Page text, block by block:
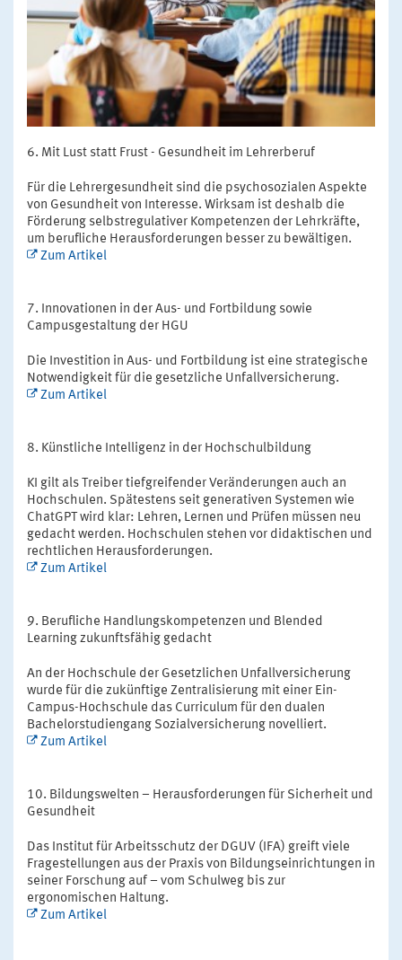
Mit Lust statt Frust - Gesundheit im Lehrerberuf
Für die Lehrergesundheit sind die psychosozialen Aspekte
von Gesundheit von Interesse. Wirksam ist deshalb die
Förderung selbstregulativer Kompetenzen der Lehrkräfte,
um berufliche Herausforderungen besser zu bewältigen.
Zum Artikel
Innovationen in der Aus- und Fortbildung sowie
Campusgestaltung der HGU
Die Investition in Aus- und Fortbildung ist eine strategische
Notwendigkeit für die gesetzliche Unfallversicherung.
Zum Artikel
Künstliche Intelligenz in der Hochschulbildung
KI gilt als Treiber tiefgreifender Veränderungen auch an
Hochschulen. Spätestens seit generativen Systemen wie
ChatGPT wird klar: Lehren, Lernen und Prüfen müssen neu
gedacht werden. Hochschulen stehen vor didaktischen und
rechtlichen Herausforderungen.
Zum Artikel
Berufliche Handlungskompetenzen und Blended
Learning zukunftsfähig gedacht
An der Hochschule der Gesetzlichen Unfallversicherung
wurde für die zukünftige Zentralisierung mit einer Ein-
Campus-Hochschule das Curriculum für den dualen
Bachelorstudiengang Sozialversicherung novelliert.
Zum Artikel
Bildungswelten – Herausforderungen für Sicherheit und
Gesundheit
Das Institut für Arbeitsschutz der DGUV (IFA) greift viele
Fragestellungen aus der Praxis von Bildungseinrichtungen in
seiner Forschung auf – vom Schulweg bis zur
ergonomischen Haltung.
Zum Artikel